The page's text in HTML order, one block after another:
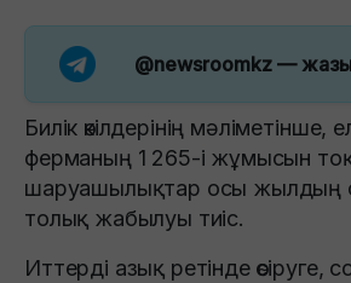
@newsroomkz —
Билік өкілдерінің мәліметінше,
ферманың 1 265-і жұмысын
шаруашылықтар осы жылдың
толық жабылуы тиіс.
Иттерді азық ретінде өсіруге,